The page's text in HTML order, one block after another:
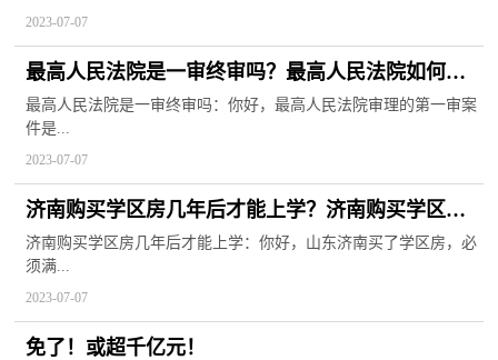
2023-07-07
最高人民法院是一审终审吗？最高人民法院如何查
询被执行人？
最高人民法院是一审终审吗：你好，最高人民法院审理的第一审案
件是...
2023-07-07
济南购买学区房几年后才能上学？济南购买学区房
需要注意哪些问题？
济南购买学区房几年后才能上学：你好，山东济南买了学区房，必
须满...
2023-07-07
免了！或超千亿元！